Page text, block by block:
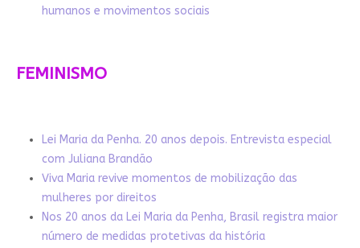
humanos e movimentos sociais
FEMINISMO
Lei Maria da Penha. 20 anos depois. Entrevista especial
com Juliana Brandão
Viva Maria revive momentos de mobilização das
mulheres por direitos
Nos 20 anos da Lei Maria da Penha, Brasil registra maior
número de medidas protetivas da história